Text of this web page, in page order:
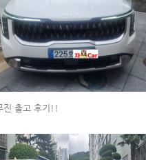
진 출고 후기!!